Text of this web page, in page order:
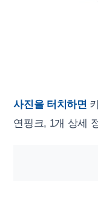
사진을 터치하면
연핑크, 1개 상세